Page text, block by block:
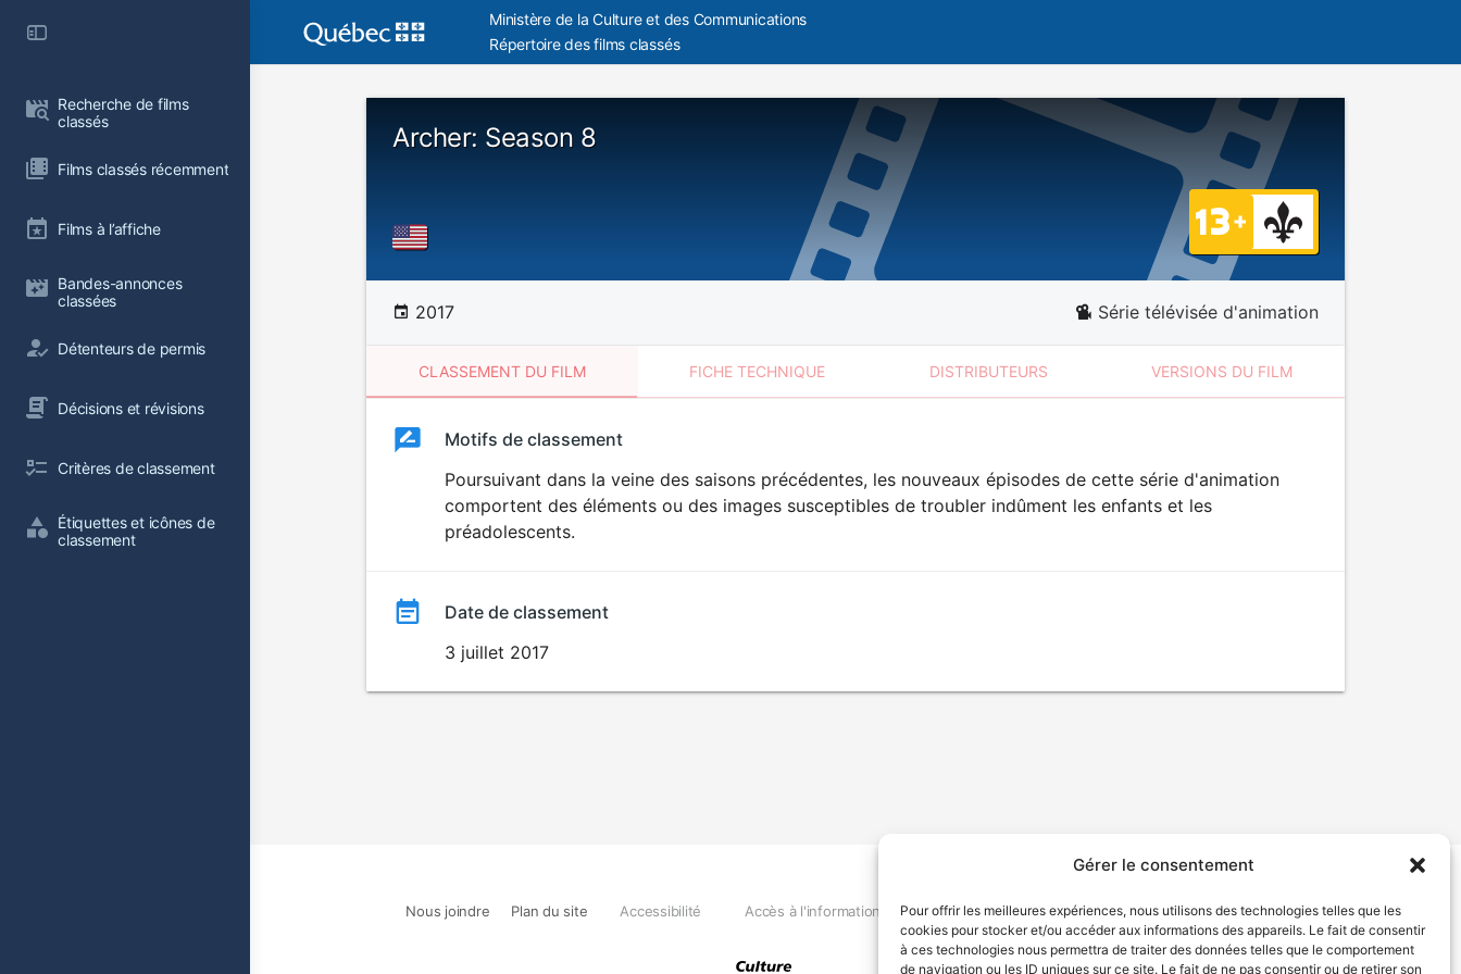
Gérer le consentement
Pour offrir les meilleures expériences, nous utilisons des technologies telles que les
cookies pour stocker et/ou accéder aux informations des appareils. Le fait de consentir
à ces technologies nous permettra de traiter des données telles que le comportement
de navigation ou les ID uniques sur ce site. Le fait de ne pas consentir ou de retirer son
Recherche de films
classés
Films classés récemment
Films à l’affiche
Bandes-annonces
classées
Détenteurs de permis
Décisions et révisions
Critères de classement
Étiquettes et icônes de
classement
Ministère de la Culture et des Communications
Répertoire des films classés
Archer: Season 8
2017 Série télévisée d'animation
CLASSEMENT DU FILM FICHE TECHNIQUE DISTRIBUTEURS VERSIONS DU FILM
ClassementClassement
Motifs de classement
Poursuivant dans la veine des saisons précédentes, les nouveaux épisodes de cette série d'animation
comportent des éléments ou des images susceptibles de troubler indûment les enfants et les
préadolescents.
Date de classement
3 juillet 2017
Nous joindre Plan du site Accessibilité Accès à l'information Déclaration de services Politique de confidentialité